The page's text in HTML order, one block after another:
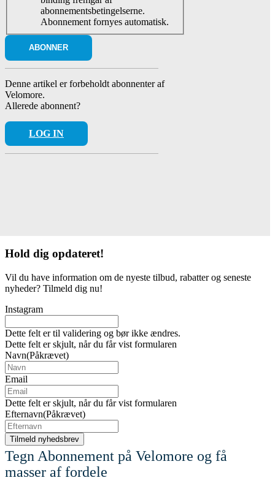
abonnementsbetingelserne.
Abonnement fornyes automatisk.
Denne artikel er forbeholdt abonnenter af
Velomore.
Allerede abonnent?
LOG IN
Hold dig opdateret!
Vil du have information om de nyeste tilbud, rabatter og seneste
nyheder? Tilmeld dig nu!
Instagram
Dette felt er til validering og bør ikke ændres.
Dette felt er skjult, når du får vist formularen
Navn(Påkrævet)
Email
Dette felt er skjult, når du får vist formularen
Efternavn(Påkrævet)
Tegn Abonnement på Velomore og få
masser af fordele